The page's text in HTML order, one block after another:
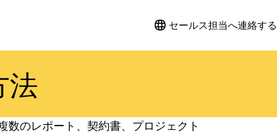
セールス担当へ連絡する
法
のレポート、契約書、プロジェクト